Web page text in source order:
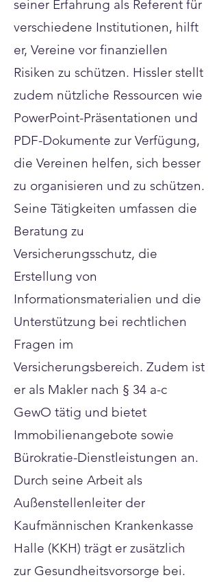
seiner Erfahrung als Referent für
verschiedene Institutionen, hilft
er, Vereine vor finanziellen
Risiken zu schützen. Hissler stellt
zudem nützliche Ressourcen wie
PowerPoint-Präsentationen und
PDF-Dokumente zur Verfügung,
die Vereinen helfen, sich besser
zu organisieren und zu schützen.
Seine Tätigkeiten umfassen die
Beratung zu
Versicherungsschutz, die
Erstellung von
Informationsmaterialien und die
Unterstützung bei rechtlichen
Fragen im
Versicherungsbereich. Zudem ist
er als Makler nach § 34 a-c
GewO tätig und bietet
Immobilienangebote sowie
Bürokratie-Dienstleistungen an.
Durch seine Arbeit als
Außenstellenleiter der
Kaufmännischen Krankenkasse
Halle (KKH) trägt er zusätzlich
zur Gesundheitsvorsorge bei.